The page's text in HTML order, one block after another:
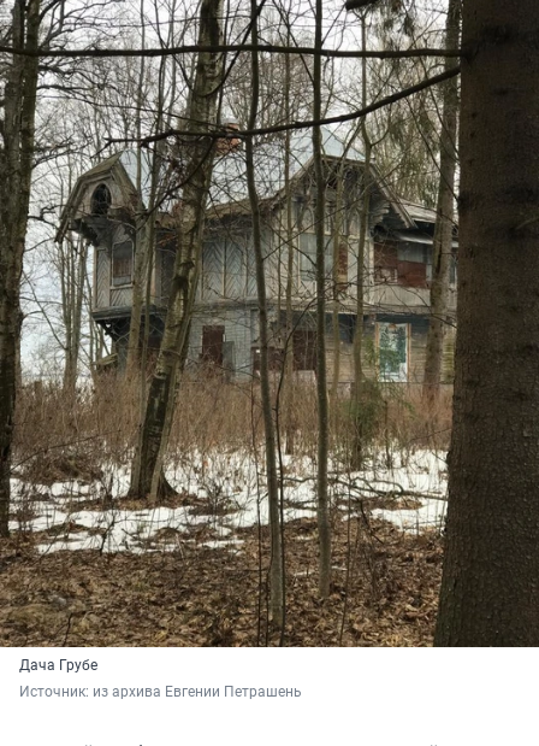
Дача Грубе
Источник: из архива Евгении Петрашень